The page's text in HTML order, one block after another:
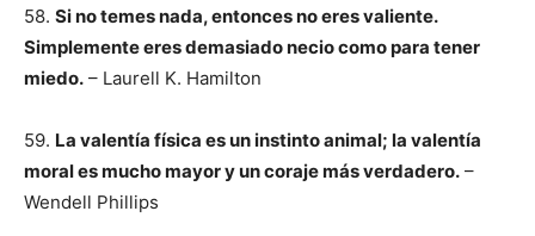
58. Si no temes nada, entonces no eres valiente.
Simplemente eres demasiado necio como para tener
miedo. – Laurell K. Hamilton
59. La valentía física es un instinto animal; la valentía
moral es mucho mayor y un coraje más verdadero. –
Wendell Phillips